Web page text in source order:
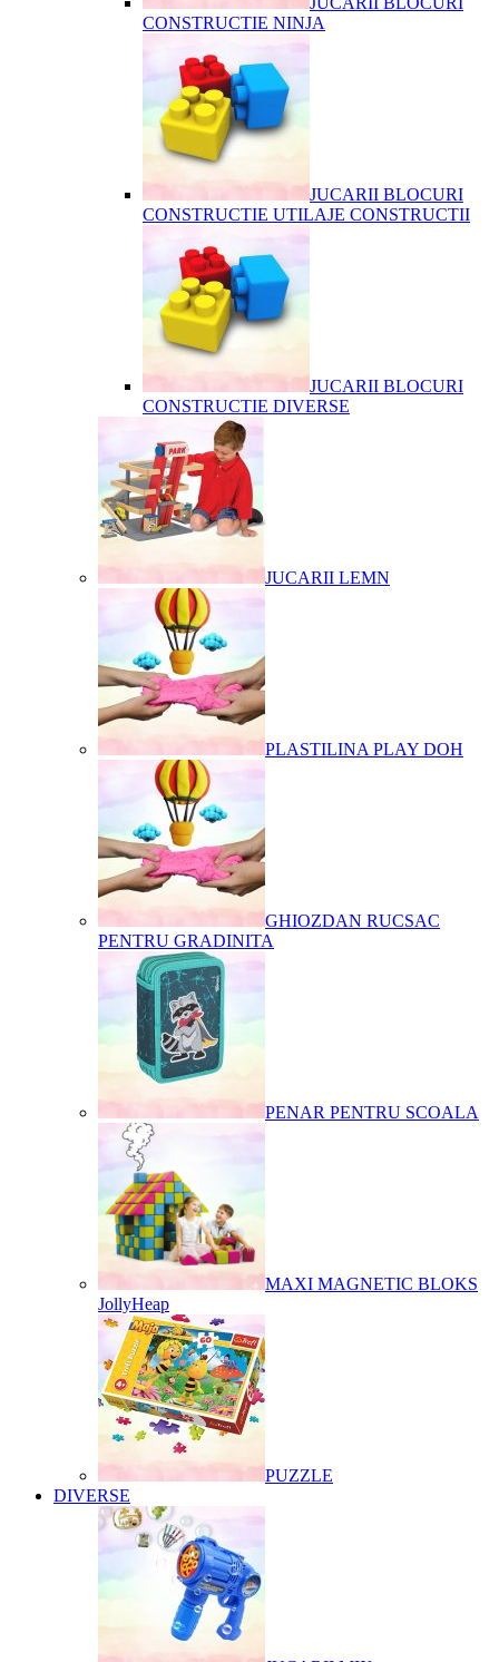
CONSTRUCTIE NINJA
JUCARII BLOCURI
CONSTRUCTIE UTILAJE CONSTRUCTII
JUCARII BLOCURI
CONSTRUCTIE DIVERSE
JUCARII LEMN
PLASTILINA PLAY DOH
GHIOZDAN RUCSAC
PENTRU GRADINITA
PENAR PENTRU SCOALA
MAXI MAGNETIC BLOKS
JollyHeap
PUZZLE
DIVERSE